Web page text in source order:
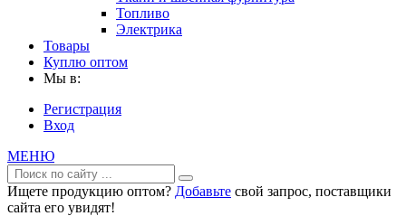
Топливо
Электрика
Товары
Куплю оптом
Мы в:
Регистрация
Вход
МЕНЮ
Ищете продукцию оптом? Добавьте свой запрос, поставщики
сайта его увидят!